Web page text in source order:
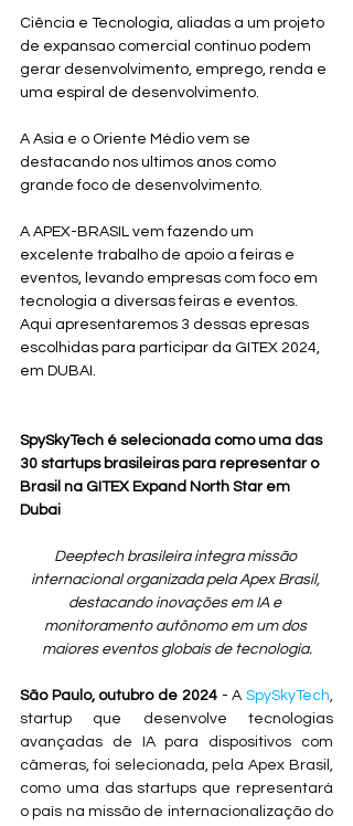
Ciência e Tecnologia, aliadas a um projeto
de expansao comercial continuo podem
gerar desenvolvimento, emprego, renda e
uma espiral de desenvolvimento.
A Asia e o Oriente Médio vem se
destacando nos ultimos anos como
grande foco de desenvolvimento.
A APEX-BRASIL vem fazendo um
excelente trabalho de apoio a feiras e
eventos, levando empresas com foco em
tecnologia a diversas feiras e eventos.
Aqui apresentaremos 3 dessas epresas
escolhidas para participar da GITEX 2024,
em DUBAI.
SpySkyTech é selecionada como uma das
30 startups brasileiras para representar o
Brasil na GITEX Expand North Star em
Dubai
Deeptech brasileira integra missão
internacional organizada pela Apex Brasil,
destacando inovações em IA e
monitoramento autônomo em um dos
maiores eventos globais de tecnologia.
São Paulo, outubro de 2024 - A SpySkyTech,
startup que desenvolve tecnologias
avançadas de IA para dispositivos com
câmeras, foi selecionada, pela Apex Brasil,
como uma das startups que representará
o país na missão de internacionalização do